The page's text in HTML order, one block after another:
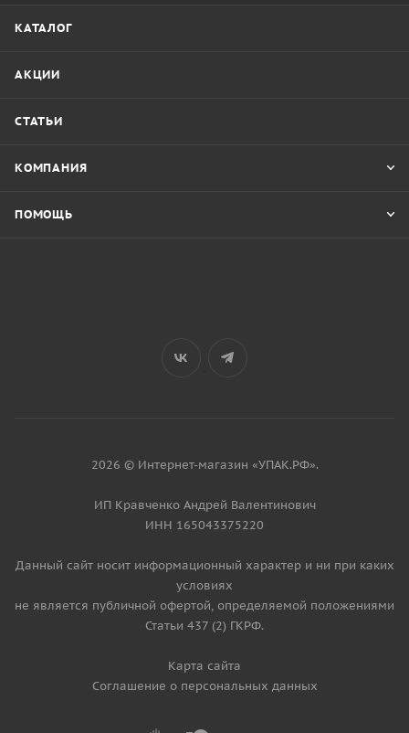
КАТАЛОГ
АКЦИИ
СТАТЬИ
КОМПАНИЯ
ПОМОЩЬ
2026 © Интернет-магазин «УПАК.РФ».
ИП Кравченко Андрей Валентинович
ИНН 165043375220
Данный сайт носит информационный характер и ни при каких
условиях
не является публичной офертой, определяемой положениями
Статьи 437 (2) ГКРФ.
Карта сайта
Соглашение о персональных данных